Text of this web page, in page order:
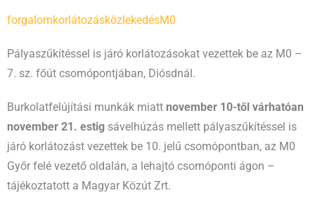
forgalomkorlátozásközlekedésM0
Pályaszűkítéssel is járó korlátozásokat vezettek be az M0 –
7. sz. főút csomópontjában, Diósdnál.
Burkolatfelújítási munkák miatt november 10-től várhatóan
november 21. estig sávelhúzás mellett pályaszűkítéssel is
járó korlátozást vezettek be 10. jelű csomópontban, az M0
Győr felé vezető oldalán, a lehajtó csomóponti ágon –
tájékoztatott a Magyar Közút Zrt.